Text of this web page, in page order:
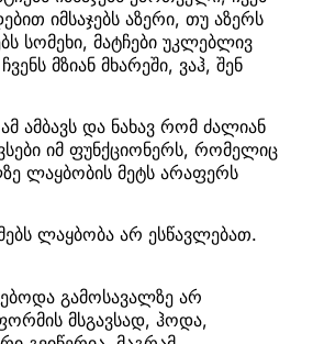
იმსაჯებს აზერი, თუ აზერს
სომეხი, მატჩები უკლებლივ
მზიან მხარეში, ვაჰ, შენ
ამბავს და ნახავ რომ ძალიან
იმ ფუნქციონერს, რომელიც
ლაყბობის მეტს არაფერს
ლაყბობა არ ესწავლებათ.
გამოსავალზე არ
მსგავსად, ჰოდა,